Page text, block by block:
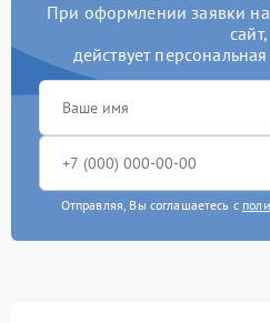
При оформлении заявки
сайт,
действует
Отправляя, Вы соглашаетесь с